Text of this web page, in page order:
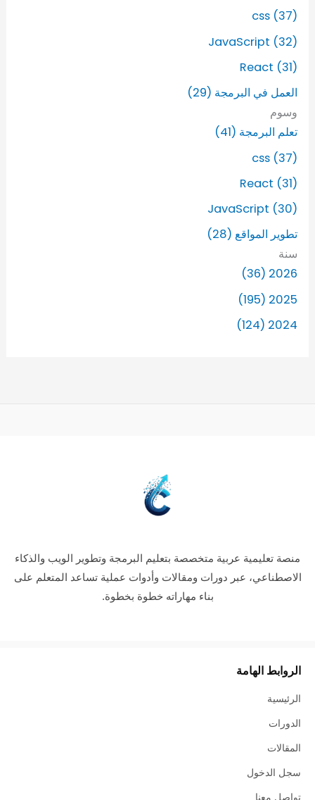
css (37)
JavaScript (32)
React (31)
العمل في البرمجة (29)
وسوم
تعلم البرمجة (41)
css (37)
React (31)
JavaScript (30)
تطوير المواقع (28)
سنة
2026 (36)
2025 (195)
2024 (124)
منصة تعليمية عربية متخصصة بتعليم البرمجة وتطوير الويب والذكاء
الاصطناعي، عبر دورات ومقالات وأدوات عملية تساعد المتعلم على
بناء مهاراته خطوة بخطوة.
الروابط الهامة
الرئيسية
الدورات
المقالات
سجل الدخول
تواصل معنا